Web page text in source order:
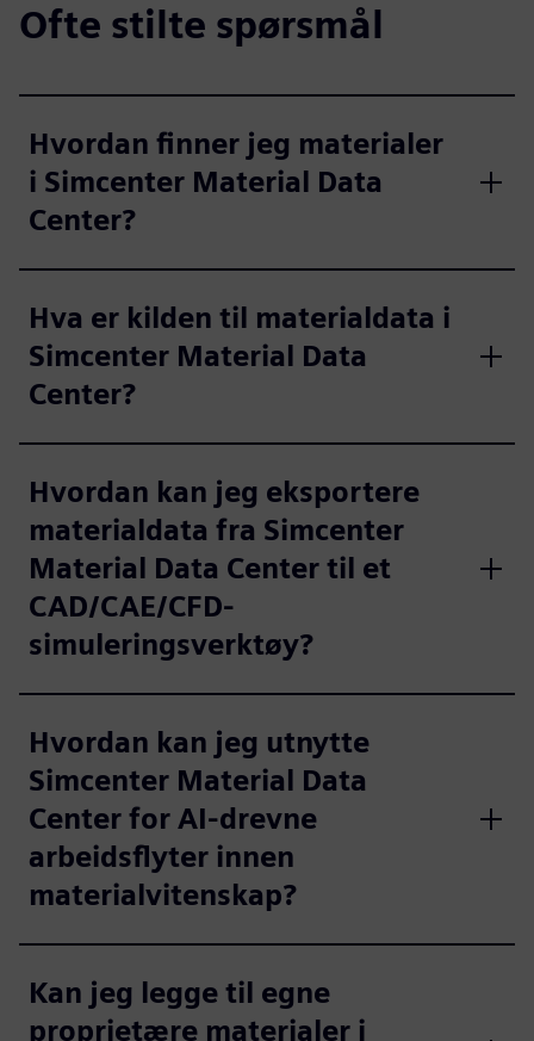
Ofte stilte spørsmål
Hvordan finner jeg materialer
i Simcenter Material Data
Center?
Hva er kilden til materialdata i
Simcenter Material Data
Center?
Hvordan kan jeg eksportere
materialdata fra Simcenter
Material Data Center til et
CAD/CAE/CFD-
simuleringsverktøy?
Hvordan kan jeg utnytte
Simcenter Material Data
Center for AI-drevne
arbeidsflyter innen
materialvitenskap?
Kan jeg legge til egne
proprietære materialer i